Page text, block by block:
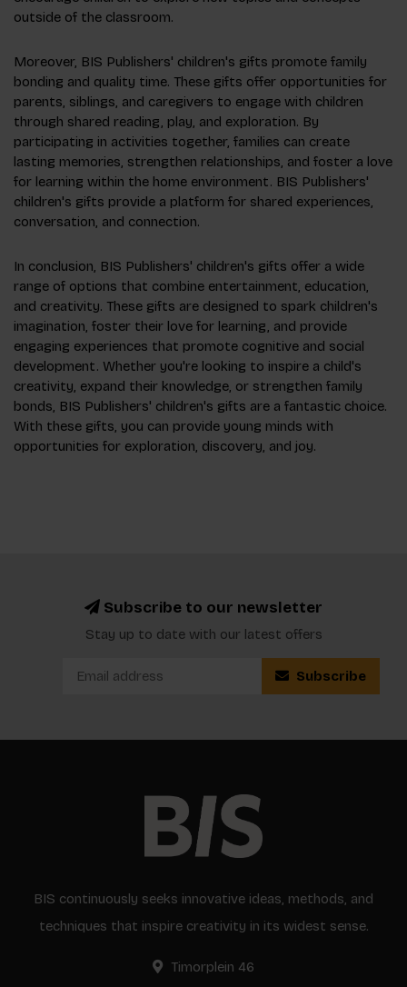
outside of the classroom.
Moreover, BIS Publishers' children's gifts promote family
bonding and quality time. These gifts offer opportunities for
parents, siblings, and caregivers to engage with children
through shared reading, play, and exploration. By
participating in activities together, families can create
lasting memories, strengthen relationships, and foster a love
for learning within the home environment. BIS Publishers'
children's gifts provide a platform for shared experiences,
conversation, and connection.
In conclusion, BIS Publishers' children's gifts offer a wide
range of options that combine entertainment, education,
and creativity. These gifts are designed to spark children's
imagination, foster their love for learning, and provide
engaging experiences that promote cognitive and social
development. Whether you're looking to inspire a child's
creativity, expand their knowledge, or strengthen family
bonds, BIS Publishers' children's gifts are a fantastic choice.
With these gifts, you can provide young minds with
opportunities for exploration, discovery, and joy.
Subscribe to our newsletter
Stay up to date with our latest offers
Subscribe
BIS continuously seeks innovative ideas, methods, and
techniques that inspire creativity in its widest sense.
Timorplein 46